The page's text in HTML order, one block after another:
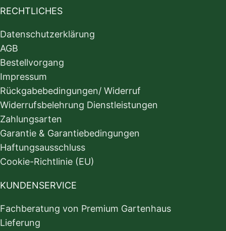
RECHTLICHES
Datenschutzerklärung
AGB
Bestellvorgang
Impressum
Rückgabebedingungen/ Widerruf
Widerrufsbelehrung Dienstleistungen
Zahlungsarten
Garantie & Garantiebedingungen
Haftungsausschluss
Cookie-Richtlinie (EU)
KUNDENSERVICE
Fachberatung von Premium Gartenhaus
Lieferung